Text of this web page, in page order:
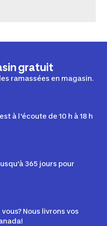
gratuit
ramassées en magasin.
à l'écoute de 10 h à 18 h
365 jours pour
Nous livrons vos